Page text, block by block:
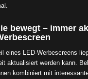
bewegt – immer
eines LED-Werbescreens
aktualisiert werden kann.
kombiniert mit